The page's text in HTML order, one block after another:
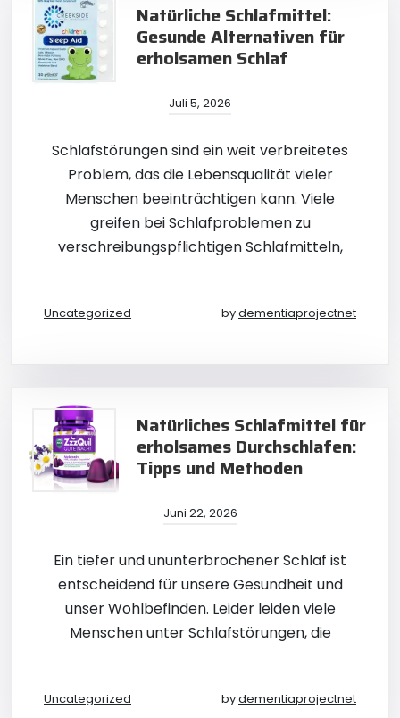
Natürliche Schlafmittel:
Gesunde Alternativen für
erholsamen Schlaf
Juli 5, 2026
Schlafstörungen sind ein weit verbreitetes
Problem, das die Lebensqualität vieler
Menschen beeinträchtigen kann. Viele
greifen bei Schlafproblemen zu
verschreibungspflichtigen Schlafmitteln,
Uncategorized bydementiaprojectnet
Natürliches Schlafmittel für
erholsames Durchschlafen:
Tipps und Methoden
Juni 22, 2026
Ein tiefer und ununterbrochener Schlaf ist
entscheidend für unsere Gesundheit und
unser Wohlbefinden. Leider leiden viele
Menschen unter Schlafstörungen, die
Uncategorized bydementiaprojectnet